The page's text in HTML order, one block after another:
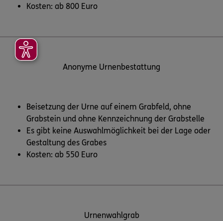
Kosten: ab 800 Euro
Anonyme Urnenbestattung
Beisetzung der Urne auf einem Grabfeld, ohne
Grabstein und ohne Kennzeichnung der Grabstelle
Es gibt keine Auswahlmöglichkeit bei der Lage oder
Gestaltung des Grabes
Kosten: ab 550 Euro
Urnenwahlgrab